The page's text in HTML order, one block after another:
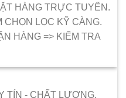
HÀNG TRỰC TUYẾN.
CHỌN LỌC KỸ CÀNG.
HÀNG => KIẾM TRA
TÍN - CHẤT LƯỢNG.